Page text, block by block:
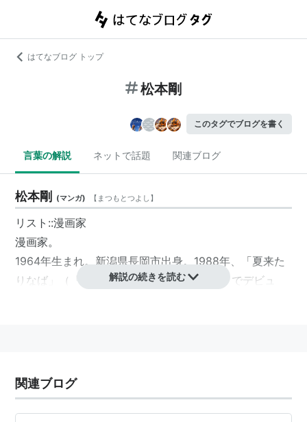
はてなブログ トップ
松本剛
このタグでブログを書く
言葉の解説 ネットで話題 関連ブログ
松本剛 (マンガ) 【 まつもとつよし 】
リスト::漫画家
漫画家。
1964年生まれ。新潟県長岡市出身。1988年、「夏来た
りなば」（『キャプテンJr.4』／徳間書店）でデビュ
講談社）がある。
現在ヤングマガジンでシリーズ読み切り「ハナモモ」を
不定期連載中。
解説の続きを読む
関連ブログ